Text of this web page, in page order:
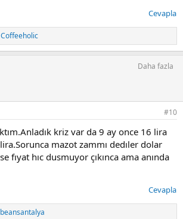
Cevapla
Coffeeholic
Daha fazla
#10
kriz var da 9 ay once 16 lira
mazot zammı dedıler dolar
fıyat hıc dusmuyor çıkınca ama anında
Cevapla